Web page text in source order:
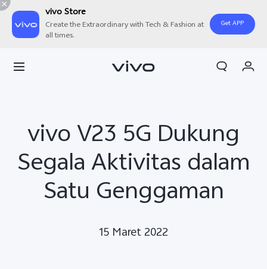
vivo Store
Create the Extraordinary with Tech & Fashion at
all times.
Get APP
Akun Saya
vivo V23 5G Dukung
Segala Aktivitas dalam
Satu Genggaman
15 Maret 2022